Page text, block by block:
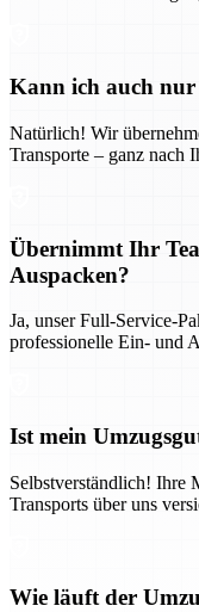
Kann ich auch nur
Natürlich! Wir
Transporte – ganz nach
Übernimmt Ihr
Auspacken?
Ja, unser Full-Service-
professionelle Ein- und
Ist mein
Selbstverständlich! Ihre
Transports über uns
Wie läuft der